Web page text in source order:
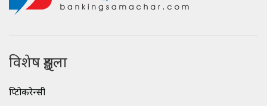
विशेष शृङ्खला
क्रिप्टोकरेन्सी